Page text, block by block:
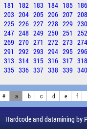
181
182 183 184 185
203 204 205 206 207
225 226 227 228 229
247 248 249 250 251
269 270 271 272 273
291 292 293 294 295
313 314 315 316 317
335 336 337 338 339
# a b c d e f
Hardcode and datamining by